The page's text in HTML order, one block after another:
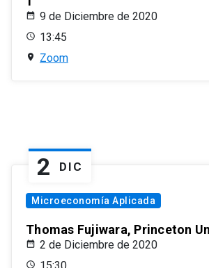
9 de Diciembre de 2020
13:45
Zoom
2 DIC
Microeconomía Aplicada
Thomas Fujiwara, Princeton
2 de Diciembre de 2020